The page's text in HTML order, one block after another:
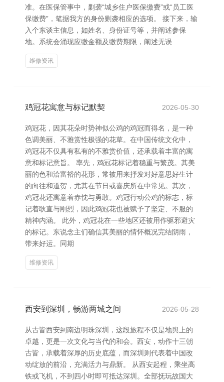
准。在医保管事中，剿袭“城乡住户医保缴费”或“员工医
保缴费”，笔据我方的身份剿袭相应的选项。 接下来，输
入个东谈主信息，如姓名、身份证号等，并阐述参保
地。系统会涌现应缴金额及缴费期限，阐述无误
维修资讯
鸡冠花寓意与标记默契 2026-05-30
鸡冠花，因其花朵时势神似公鸡的鸡冠而得名，是一种
色调美丽、不雅赏性极强的花草。在中国传统文化中，
鸡冠花不仅具有私有的不雅赏价值，还承载着丰富的寓
意和标记意旨。 率先，鸡冠花标记着稳重与繁茂。其美
丽的色和洽富裕的花形，常被用来抒发对好意思好生计
的向往和道贺，尤其在节日或喜庆所在中常见。其次，
鸡冠花还寓意着赤忱与勇敢。鸡冠行动公鸡的标志，标
记着耿直与刚烈，因此鸡冠花也被赋予了坚定、不服的
精神内涵。 此外，鸡冠花在一些地区还被用作驱邪避灾
的标记。东说念主们确信其美丽的情怀概况完结阴雨，
带来好运。同期
维修资讯
西安到深圳，畅游两城之间 2026-05-28
从古皆西安到南边明珠深圳，这段旅程不仅是地舆上的
卓越，更是一次文化与当代的和会。西安，动作十三朝
古皆，承载着深厚的历史底蕴，而深圳则代表着中国改
动绽放的前沿，充满活力与鼎新。 从西安起程，乘坐高
铁或飞机，不到四小时即可抵达深圳。全部抚玩故国大